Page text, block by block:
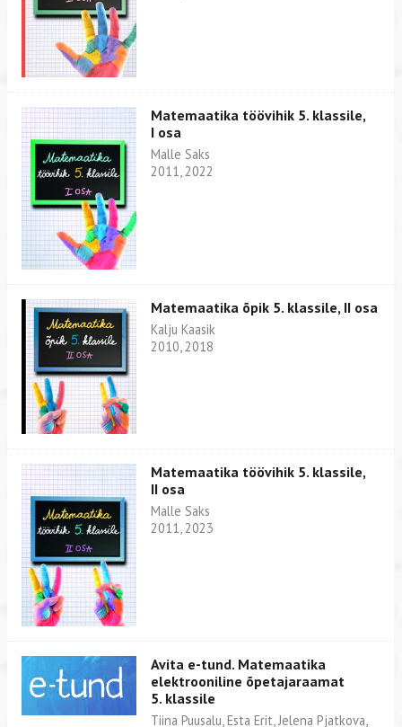
Matemaatika töövihik 5. klassile,
I osa
Malle Saks
2011, 2022
Matemaatika õpik 5. klassile, II osa
Kalju Kaasik
2010, 2018
Matemaatika töövihik 5. klassile,
II osa
Malle Saks
2011, 2023
Avita e-tund. Matemaatika
elektrooniline õpetajaraamat
5. klassile
Tiina Puusalu, Esta Erit, Jelena Pjatkova,